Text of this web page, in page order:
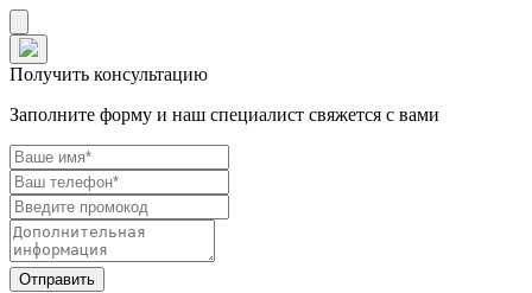
Получить консультацию
Заполните форму и наш специалист свяжется с вами